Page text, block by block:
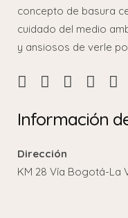
concepto de basura
cuidado del medio
y ansiosos de verle
Información
Dirección
KM 28 Vía Bogotá-La